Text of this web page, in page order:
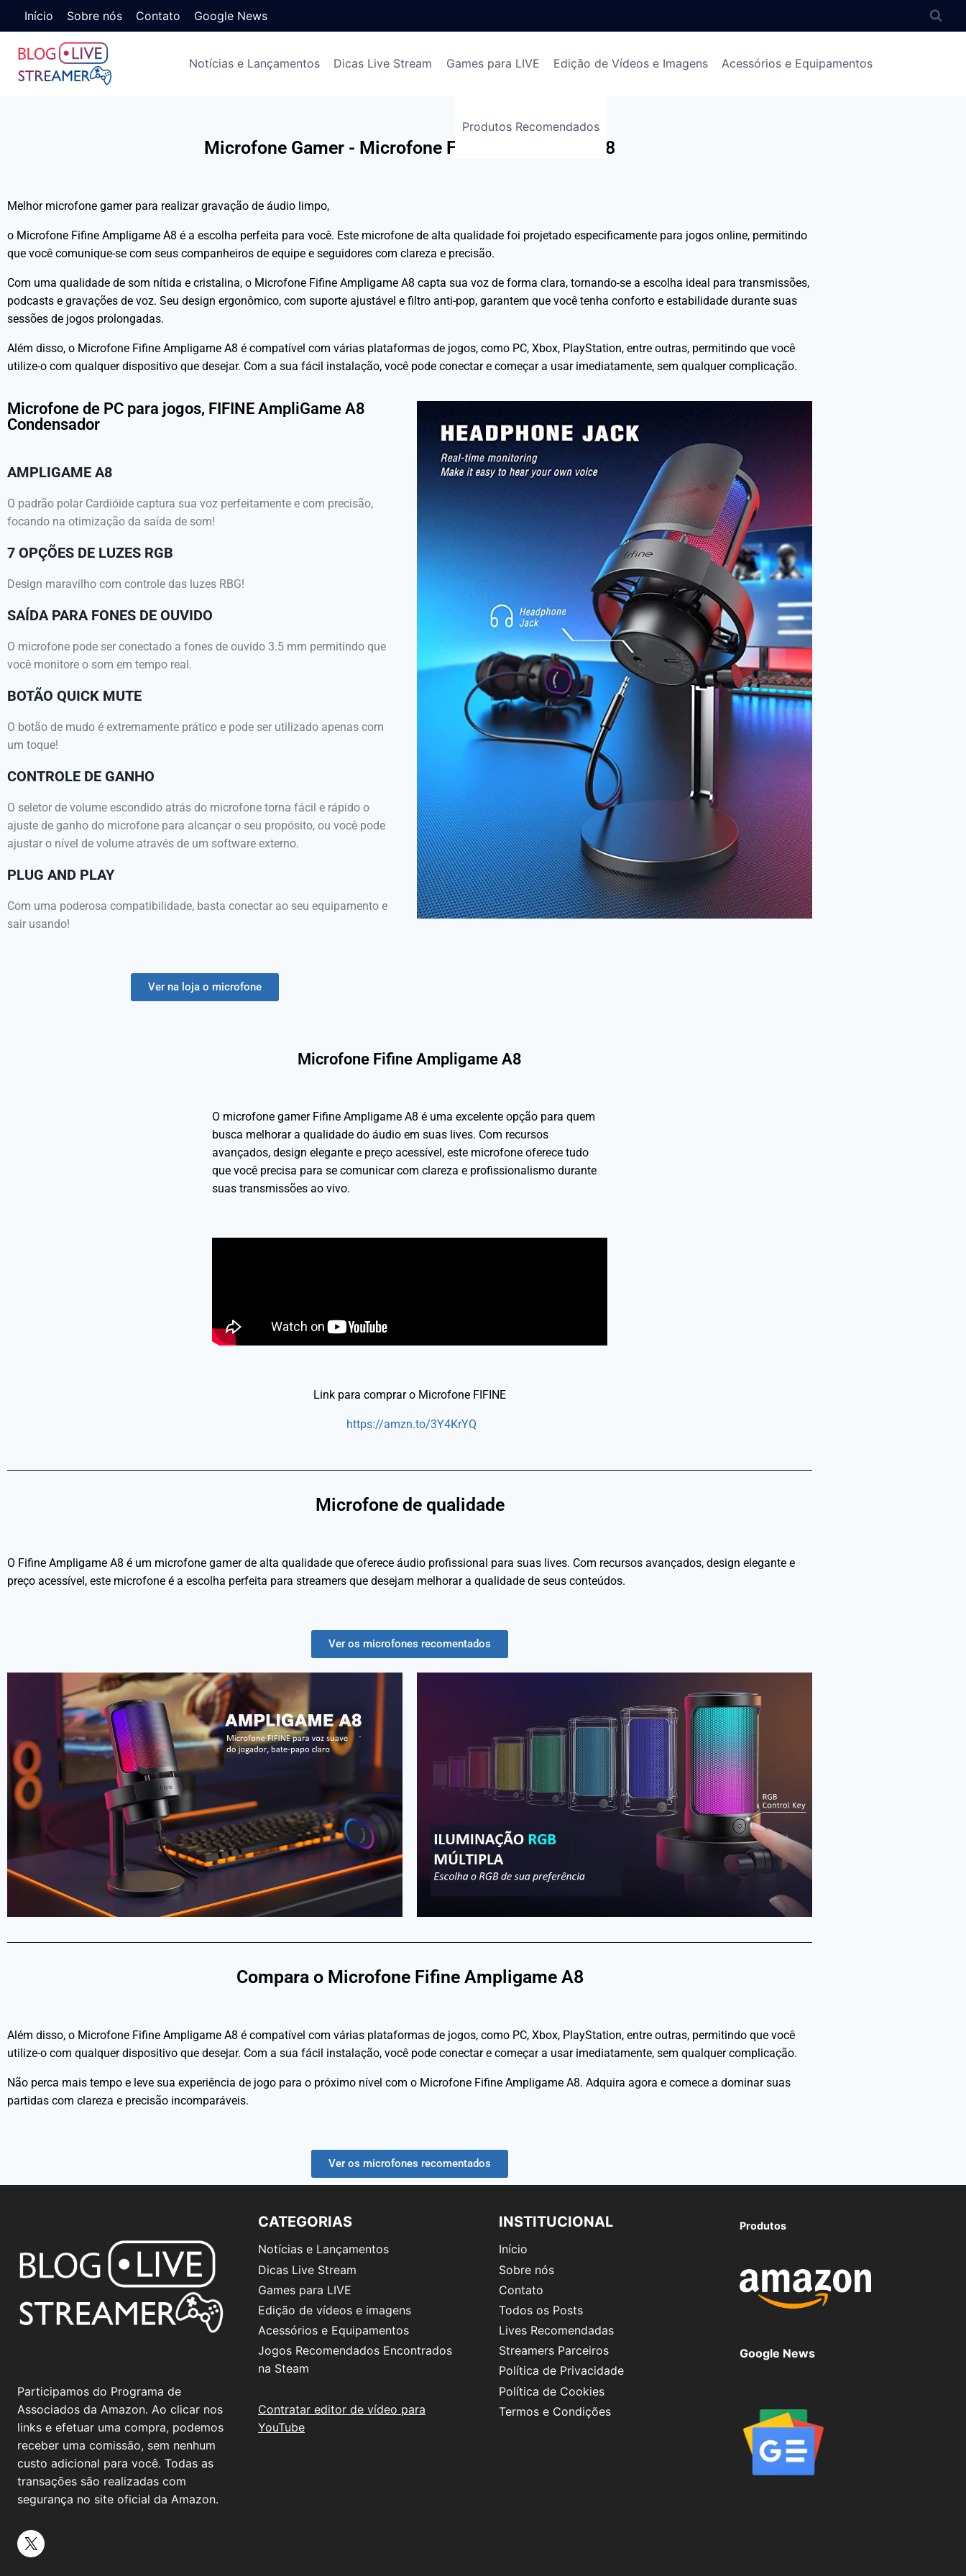
Início Sobre nós Contato Google News
Notícias e Lançamentos Dicas Live Stream Games para LIVE Edição de Vídeos e Imagens Acessórios e Equipamentos
Produtos Recomendados
Microfone Gamer - Microfone Fifine Ampligame A8
Melhor microfone gamer para realizar gravação de áudio limpo,
o Microfone Fifine Ampligame A8 é a escolha perfeita para você. Este microfone de alta qualidade foi projetado especificamente para jogos online, permitindo
que você comunique-se com seus companheiros de equipe e seguidores com clareza e precisão.
Com uma qualidade de som nítida e cristalina, o Microfone Fifine Ampligame A8 capta sua voz de forma clara, tornando-se a escolha ideal para transmissões,
podcasts e gravações de voz. Seu design ergonômico, com suporte ajustável e filtro anti-pop, garantem que você tenha conforto e estabilidade durante suas
sessões de jogos prolongadas.
Além disso, o Microfone Fifine Ampligame A8 é compatível com várias plataformas de jogos, como PC, Xbox, PlayStation, entre outras, permitindo que você
utilize-o com qualquer dispositivo que desejar. Com a sua fácil instalação, você pode conectar e começar a usar imediatamente, sem qualquer complicação.
Microfone de PC para jogos, FIFINE AmpliGame A8
Condensador
AMPLIGAME A8
O padrão polar Cardióide captura sua voz perfeitamente e com precisão,
focando na otimização da saída de som!
7 OPÇÕES DE LUZES RGB
Design maravilho com controle das luzes RBG!
SAÍDA PARA FONES DE OUVIDO
O microfone pode ser conectado a fones de ouvido 3.5 mm permitindo que
você monitore o som em tempo real.
BOTÃO QUICK MUTE
O botão de mudo é extremamente prático e pode ser utilizado apenas com
um toque!
CONTROLE DE GANHO
O seletor de volume escondido atrás do microfone torna fácil e rápido o
ajuste de ganho do microfone para alcançar o seu propósito, ou você pode
ajustar o nível de volume através de um software externo.
PLUG AND PLAY
Com uma poderosa compatibilidade, basta conectar ao seu equipamento e
sair usando!
Ver na loja o microfone
Microfone Fifine Ampligame A8
O microfone gamer Fifine Ampligame A8 é uma excelente opção para quem
busca melhorar a qualidade do áudio em suas lives. Com recursos
avançados, design elegante e preço acessível, este microfone oferece tudo
que você precisa para se comunicar com clareza e profissionalismo durante
suas transmissões ao vivo.
Link para comprar o Microfone FIFINE
https://amzn.to/3Y4KrYQ
Microfone de qualidade
O Fifine Ampligame A8 é um microfone gamer de alta qualidade que oferece áudio profissional para suas lives. Com recursos avançados, design elegante e
preço acessível, este microfone é a escolha perfeita para streamers que desejam melhorar a qualidade de seus conteúdos.
Ver os microfones recomentados
Compara o Microfone Fifine Ampligame A8
Além disso, o Microfone Fifine Ampligame A8 é compatível com várias plataformas de jogos, como PC, Xbox, PlayStation, entre outras, permitindo que você
utilize-o com qualquer dispositivo que desejar. Com a sua fácil instalação, você pode conectar e começar a usar imediatamente, sem qualquer complicação.
Não perca mais tempo e leve sua experiência de jogo para o próximo nível com o Microfone Fifine Ampligame A8. Adquira agora e comece a dominar suas
partidas com clareza e precisão incomparáveis.
Ver os microfones recomentados
Participamos do Programa de
Associados da Amazon. Ao clicar nos
links e efetuar uma compra, podemos
receber uma comissão, sem nenhum
custo adicional para você. Todas as
transações são realizadas com
segurança no site oficial da Amazon.
CATEGORIAS
Notícias e Lançamentos
Dicas Live Stream
Games para LIVE
Edição de vídeos e imagens
Acessórios e Equipamentos
Jogos Recomendados Encontrados
na Steam
Contratar editor de vídeo para
YouTube
INSTITUCIONAL
Início
Sobre nós
Contato
Todos os Posts
Lives Recomendadas
Streamers Parceiros
Política de Privacidade
Política de Cookies
Termos e Condições
Produtos
Google News